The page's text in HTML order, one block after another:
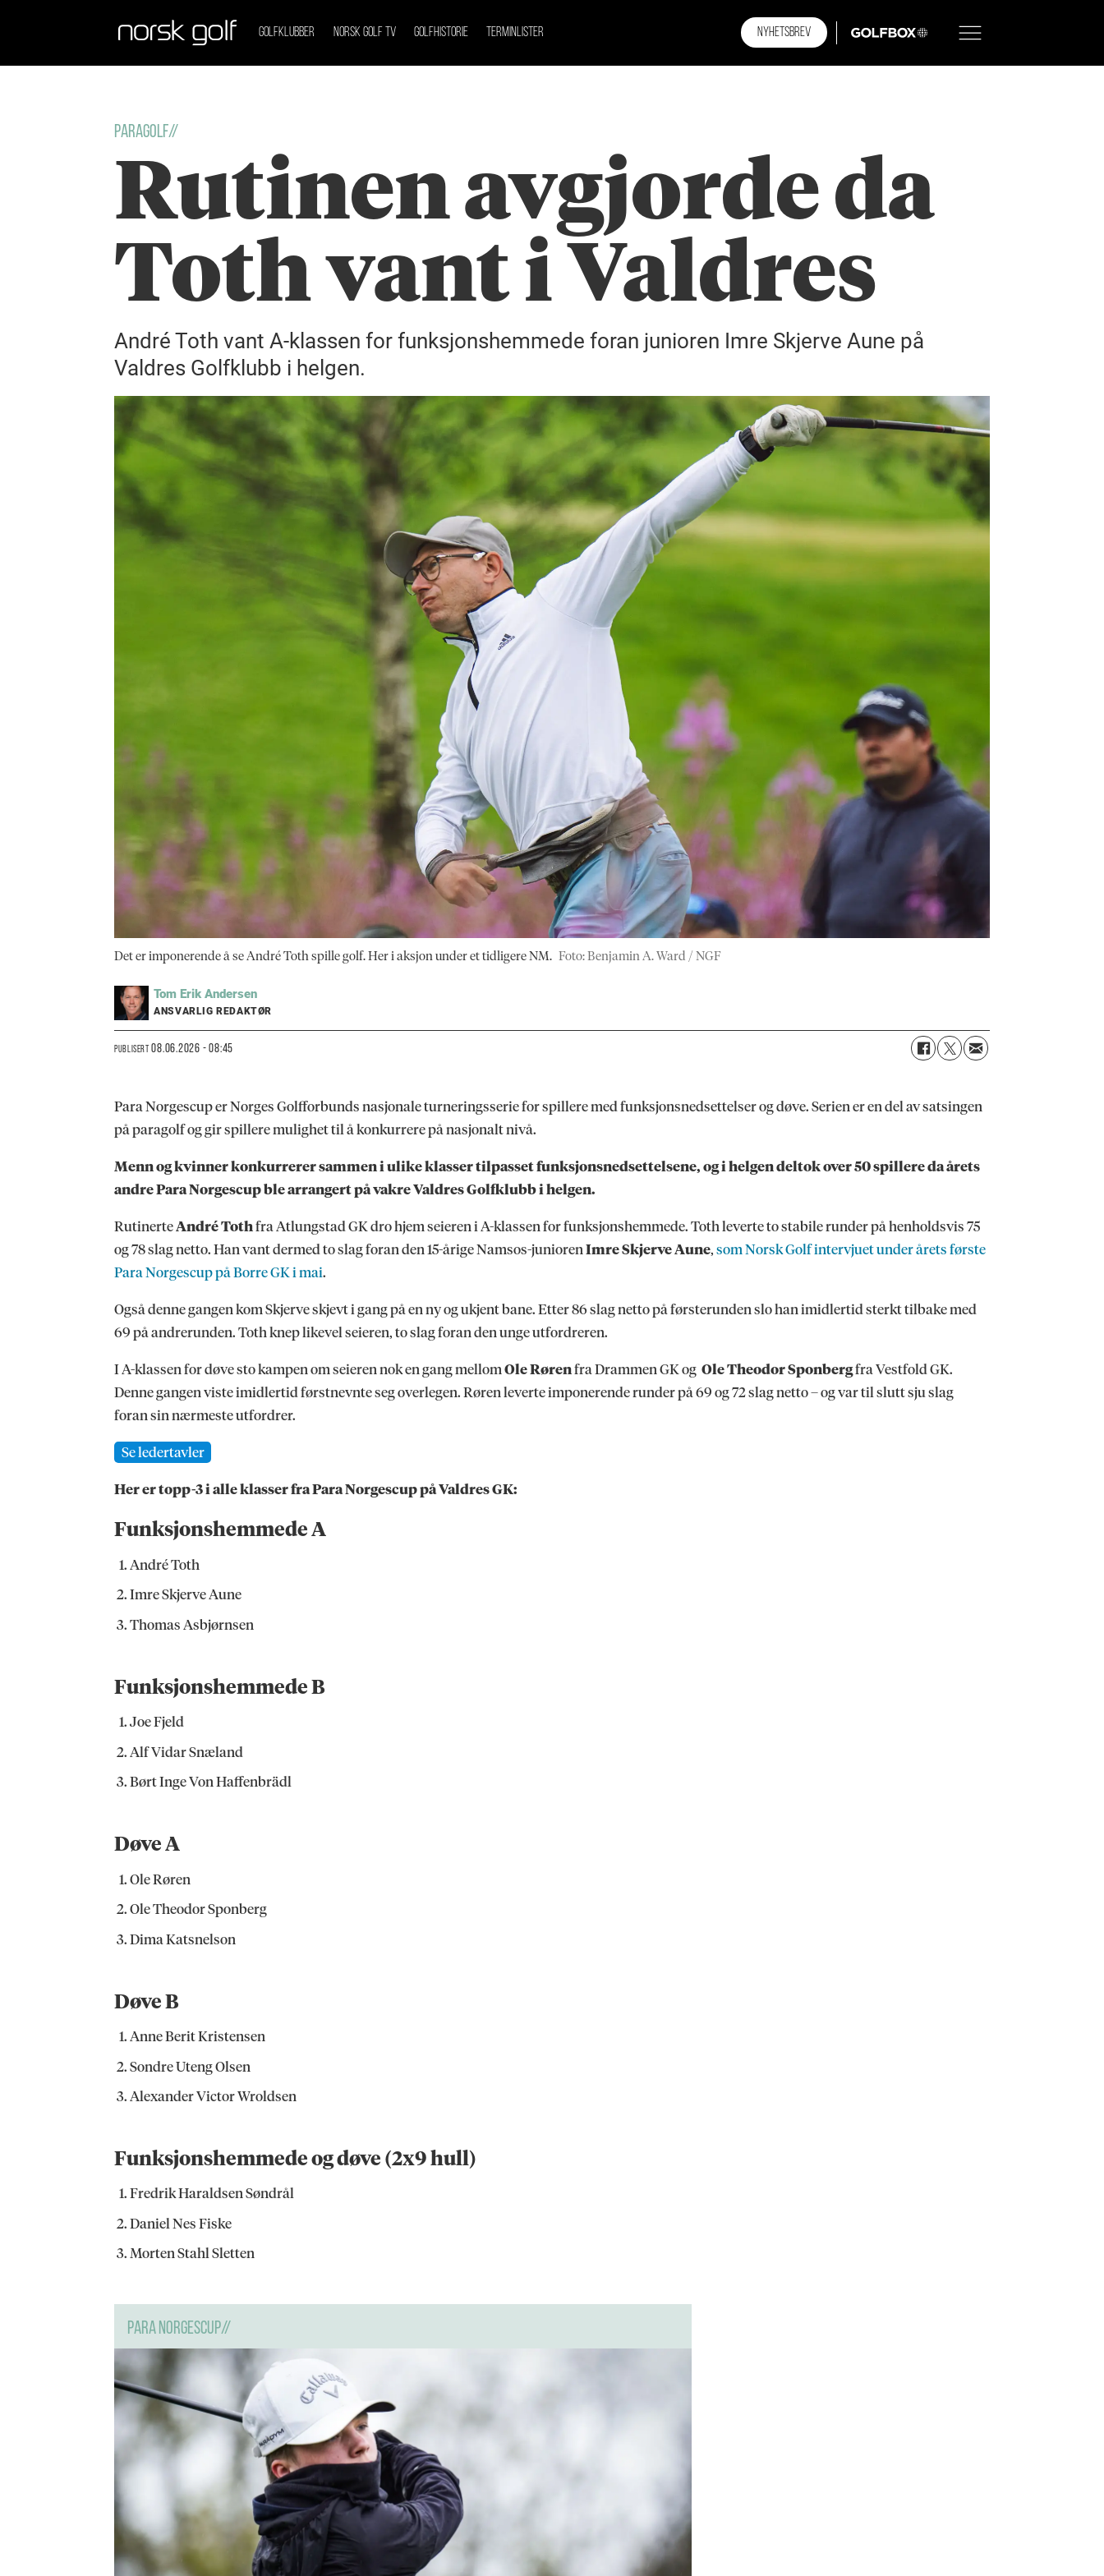
GOLFKLUBBER NORSK GOLF TV GOLFHISTORIE TERMINLISTER NYHETSBREV GOLFBOX
PARAGOLF//
Rutinen avgjorde da
Toth vant i Valdres
André Toth vant A-klassen for funksjonshemmede foran junioren Imre Skjerve Aune på
Valdres Golfklubb i helgen.
Det er imponerende å se André Toth spille golf. Her i aksjon under et tidligere NM. Foto: Benjamin A. Ward / NGF
Tom Erik Andersen
ANSVARLIG REDAKTØR
PUBLISERT 08.06.2026 - 08:45
Para Norgescup er Norges Golfforbunds nasjonale turneringsserie for spillere med funksjonsnedsettelser og døve. Serien er en del av satsingen
på paragolf og gir spillere mulighet til å konkurrere på nasjonalt nivå.
Menn og kvinner konkurrerer sammen i ulike klasser tilpasset funksjonsnedsettelsene, og i helgen deltok over 50 spillere da årets
andre Para Norgescup ble arrangert på vakre Valdres Golfklubb i helgen.
RutinerteAndré Tothfra Atlungstad GK dro hjem seieren i A-klassen for funksjonshemmede. Toth leverte to stabile runder på henholdsvis 75
og 78 slag netto. Han vant dermed to slag foran den 15-årige Namsos-juniorenImre Skjerve Aune,som Norsk Golf intervjuet under årets første
Para Norgescup på Borre GK i mai.
Også denne gangen kom Skjerve skjevt i gang på en ny og ukjent bane. Etter 86 slag netto på førsterunden slo han imidlertid sterkt tilbake med
69 på andrerunden. Toth knep likevel seieren, to slag foran den unge utfordreren.
I A-klassen for døve sto kampen om seieren nok en gang mellomOle Rørenfra Drammen GK ogOle Theodor Sponbergfra Vestfold GK.
Denne gangen viste imidlertid førstnevnte seg overlegen. Røren leverte imponerende runder på 69 og 72 slag netto – og var til slutt sju slag
foran sin nærmeste utfordrer.
Se ledertavler
Her er topp-3 i alle klasser fra Para Norgescup på Valdres GK:
Funksjonshemmede A
André Toth
Imre Skjerve Aune
Thomas Asbjørnsen
Funksjonshemmede B
Joe Fjeld
Alf Vidar Snæland
Børt Inge Von Haffenbrädl
Døve A
Ole Røren
Ole Theodor Sponberg
Dima Katsnelson
Døve B
Anne Berit Kristensen
Sondre Uteng Olsen
Alexander Victor Wroldsen
Funksjonshemmede og døve (2x9 hull)
Fredrik Haraldsen Søndrål
Daniel Nes Fiske
Morten Stahl Sletten
PARA NORGESCUP//